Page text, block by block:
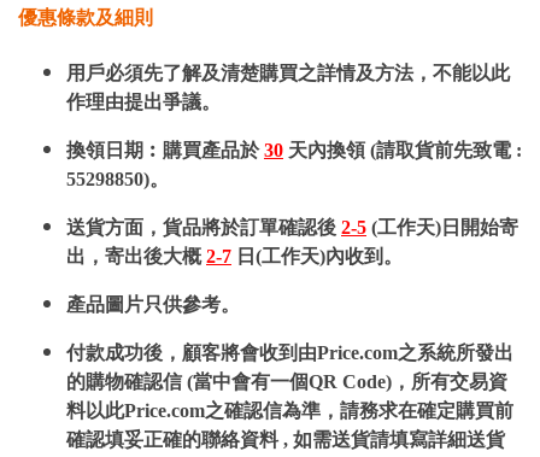
優惠條款及細則
用戶必須先了解及清楚購買之詳情及方法，不能以此
作理由提出爭議。
換領日期︰購買產品於30 天內換領 (請取貨前先致電 :
55298850)。
送貨方面，貨品將於訂單確認後 2-5 (工作天)日開始寄
出，寄出後大概2-7 日(工作天)內收到。
產品圖片只供參考。
付款成功後，顧客將會收到由Price.com之系統所發出
的購物確認信 (當中會有一個QR Code)，所有交易資
料以此Price.com之確認信為準，請務求在確定購買前
確認填妥正確的聯絡資料 , 如需送貨請填寫詳細送貨